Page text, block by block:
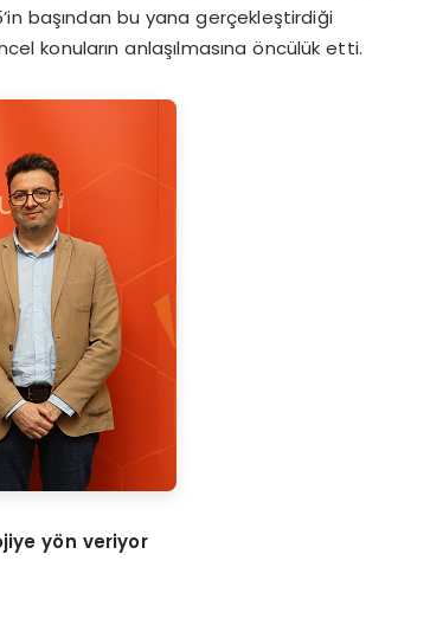
başından bu yana gerçekleştirdiği
konuların anlaşılmasına öncülük etti.
yön veriyor